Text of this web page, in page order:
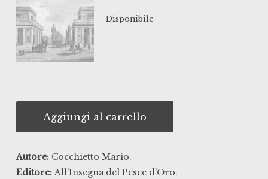
Disponibile
Aggiungi al carrello
Autore: Cocchietto Mario.
Editore: All'Insegna del Pesce d'Oro.